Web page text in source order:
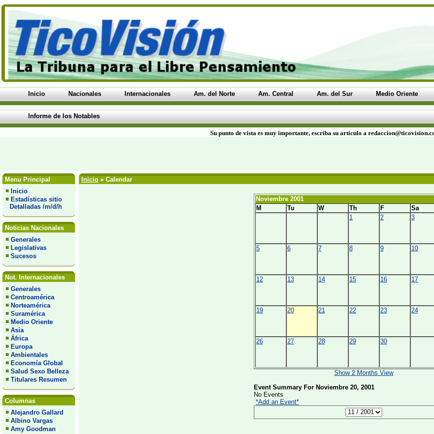
Inicio Nacionales Internacionales Am. del Norte Am. Central Am. del Sur Medio Oriente
Informe de los Notables
Su punto de vista es muy importante, escriba su artículo a
Menu Principal
Inicio
Estadísticas sitio
Detalladas /m/d/h
Noticias Nacionales
Generales
Legislativas
Sucesos
Not. Internacionales
Generales
Centroamérica
Norteamérica
Suramérica
Medio Oriente
Asia
África
Europa
Ambientales
Economía Global
Salud Sexo Belleza
Titulares Resumen
Columnas
Alejandro Gallard
Albino Vargas
Amy Goodman
Inicio » Calendar
Noviembre 2001
M
Tu W Th F Sa
1
2 3
5 6 7 8 9 10
12 13 14 15 16 17
19 20 21 22 23 24
26 27 28 29 30
Show 2 Months View
Event Summary For Noviembre 20, 2001
No Events
*Add an Event*